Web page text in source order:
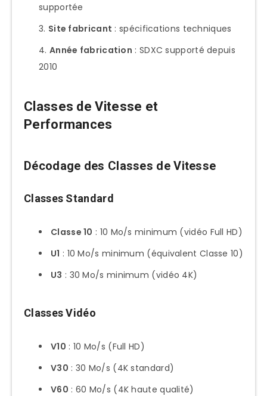
supportée
Site fabricant : spécifications techniques
Année fabrication : SDXC supporté depuis
2010
Classes de Vitesse et
Performances
Décodage des Classes de Vitesse
Classes Standard
Classe 10 : 10 Mo/s minimum (vidéo Full HD)
U1 : 10 Mo/s minimum (équivalent Classe 10)
U3 : 30 Mo/s minimum (vidéo 4K)
Classes Vidéo
V10 : 10 Mo/s (Full HD)
V30 : 30 Mo/s (4K standard)
V60 : 60 Mo/s (4K haute qualité)